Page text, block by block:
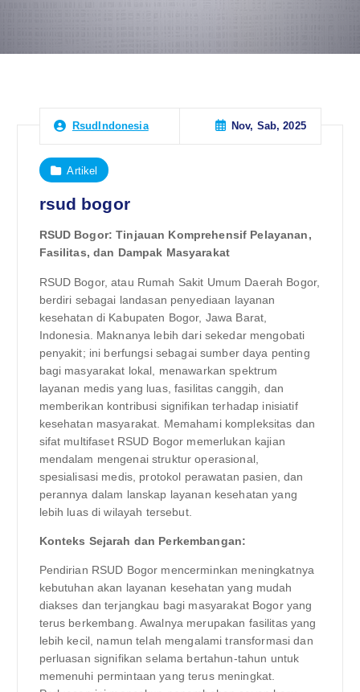
RsudIndonesia Nov, Sab, 2025
Artikel
rsud bogor
RSUD Bogor: Tinjauan Komprehensif Pelayanan,
Fasilitas, dan Dampak Masyarakat
RSUD Bogor, atau Rumah Sakit Umum Daerah Bogor,
berdiri sebagai landasan penyediaan layanan
kesehatan di Kabupaten Bogor, Jawa Barat,
Indonesia. Maknanya lebih dari sekedar mengobati
penyakit; ini berfungsi sebagai sumber daya penting
bagi masyarakat lokal, menawarkan spektrum
layanan medis yang luas, fasilitas canggih, dan
memberikan kontribusi signifikan terhadap inisiatif
kesehatan masyarakat. Memahami kompleksitas dan
sifat multifaset RSUD Bogor memerlukan kajian
mendalam mengenai struktur operasional,
spesialisasi medis, protokol perawatan pasien, dan
perannya dalam lanskap layanan kesehatan yang
lebih luas di wilayah tersebut.
Konteks Sejarah dan Perkembangan:
Pendirian RSUD Bogor mencerminkan meningkatnya
kebutuhan akan layanan kesehatan yang mudah
diakses dan terjangkau bagi masyarakat Bogor yang
terus berkembang. Awalnya merupakan fasilitas yang
lebih kecil, namun telah mengalami transformasi dan
perluasan signifikan selama bertahun-tahun untuk
memenuhi permintaan yang terus meningkat.